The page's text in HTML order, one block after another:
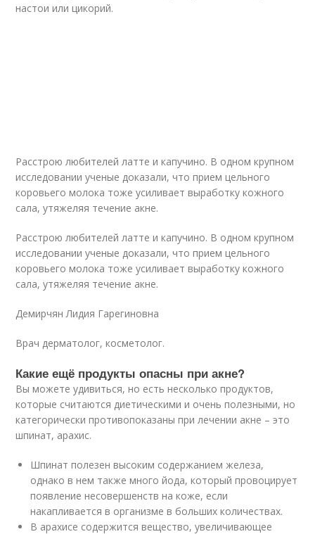
настои или цикорий.
Расстрою любителей латте и капучино. В одном крупном
исследовании ученые доказали, что прием цельного
коровьего молока тоже усиливает выработку кожного
сала, утяжеляя течение акне.
Расстрою любителей латте и капучино. В одном крупном
исследовании ученые доказали, что прием цельного
коровьего молока тоже усиливает выработку кожного
сала, утяжеляя течение акне.
Демирчян Лидия Гарегиновна
Врач дерматолог, косметолог.
Какие ещё продукты опасны при акне?
Вы можете удивиться, но есть несколько продуктов,
которые считаются диетическими и очень полезными, но
категорически противопоказаны при лечении акне – это
шпинат, арахис.
Шпинат полезен высоким содержанием железа,
однако в нем также много йода, который провоцирует
появление несовершенств на коже, если
накапливается в организме в больших количествах.
В арахисе содержится вещество, увеличивающее